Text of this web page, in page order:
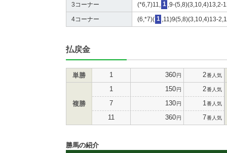
3コーナー (*6,7)11, 1 ,9-(5,8)(3,10,4)13,2-
4コーナー (6,*7)( 1 ,11)9(5,8)(3,10,4)13-
払戻金
単勝 1 360円 2番人気
複勝
1 150円 2番人気
7 130円 1 番人気
11 360円 7番人気
勝馬の紹介